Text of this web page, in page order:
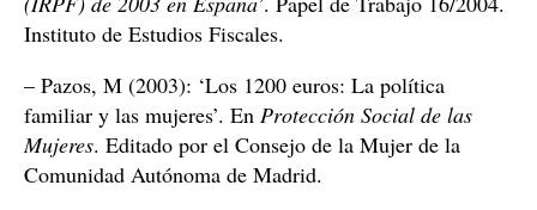
Instituto de Estudios Fiscales.
– Pazos, M (2003): ‘Los 1200 euros: La política
familiar y las mujeres’. En Protección Social de las
Mujeres. Editado por el Consejo de la Mujer de la
Comunidad Autónoma de Madrid.